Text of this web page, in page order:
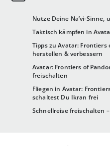
Nutze Deine Na’vi-Sinne,
Taktisch kämpfen in
Tipps zu Avatar: Frontiers
herstellen & verbessern
Avatar: Frontiers of
freischalten
Fliegen in Avatar:
schaltest Du Ikran frei
Schnellreise freischalten